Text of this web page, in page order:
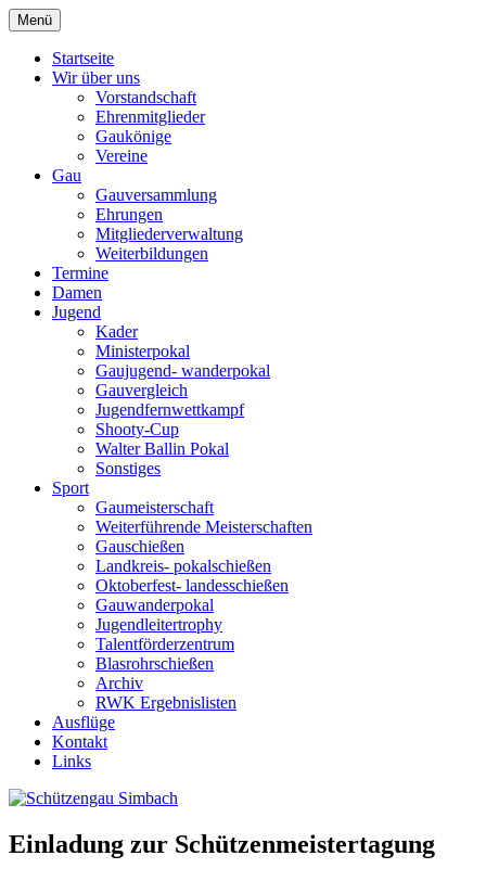
Zum
Inhalt
springen
Schützengau Simbach
Menü
Startseite
Wir über uns
Vorstandschaft
Ehrenmitglieder
Gaukönige
Vereine
Gau
Gauversammlung
Ehrungen
Mitgliederverwaltung
Weiterbildungen
Termine
Damen
Jugend
Kader
Ministerpokal
Gaujugend- wanderpokal
Gauvergleich
Jugendfernwettkampf
Shooty-Cup
Walter Ballin Pokal
Sonstiges
Sport
Gaumeisterschaft
Weiterführende Meisterschaften
Gauschießen
Landkreis- pokalschießen
Oktoberfest- landesschießen
Gauwanderpokal
Jugendleitertrophy
Talentförderzentrum
Blasrohrschießen
Archiv
RWK Ergebnislisten
Ausflüge
Kontakt
Links
Einladung zur Schützenmeistertagung